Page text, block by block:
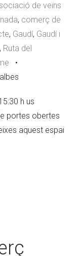
de veïns
, comerç de
, Gaudí, Gaudí i
, Ruta del
•
h us
portes obertes
aquest espai